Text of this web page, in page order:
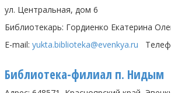
ул. Центральная, дом 6
Библиотекарь: Гордиенко Екатерина
E-mail: yukta.biblioteka@evenkya.ru
Библиотека-филиал п. Нидым